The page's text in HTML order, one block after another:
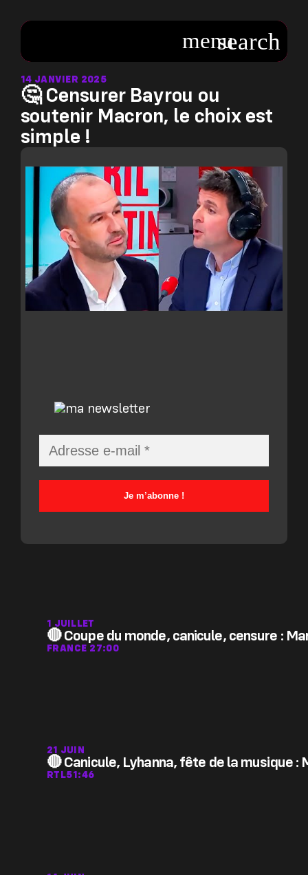
14 JANVIER 2025
🤔 Censurer Bayrou ou
soutenir Macron, le choix est
simple !
1 JUILLET
🔴 Coupe du monde, canicule, censure :
FRANCE 27:00
21 JUIN
🔴 Canicule, Lyhanna, fête de la musique :
RTL51:46